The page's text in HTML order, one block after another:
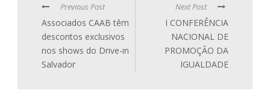
Previous Post
Associados CAAB têm
descontos exclusivos
nos shows do Drive-in
Salvador
Next Post
I CONFERÊNCIA
NACIONAL DE
PROMOÇÃO DA
IGUALDADE